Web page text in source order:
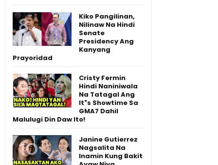
Kiko Pangilinan,
Nilinaw Na Hindi
Senate
Presidency Ang
Kanyang
Prayoridad
Cristy Fermin
Hindi Naniniwala
Na Tatagal Ang
It"s Showtime Sa
GMA7 Dahil
Malulugi Din Daw Ito!
Janine Gutierrez
Nagsalita Na
Inamin Kung Bakit